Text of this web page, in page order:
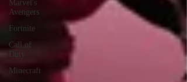
Marvel's
Avengers
Fortnite
Call of
Duty
Minecraft